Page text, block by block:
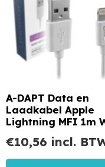
A-DAPT Data en
Laadkabel Apple
Lightning MFI 1m
€10,56 incl.